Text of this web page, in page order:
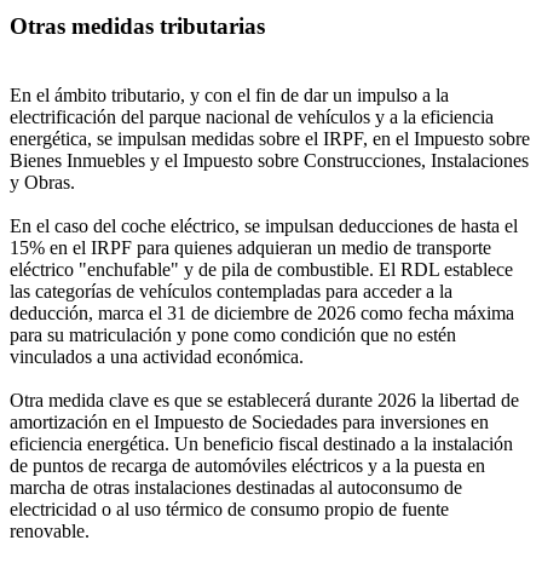
Otras medidas tributarias
En el ámbito tributario, y con el fin de dar un impulso a la
electrificación del parque nacional de vehículos y a la eficiencia
energética, se impulsan medidas sobre el IRPF, en el Impuesto sobre
Bienes Inmuebles y el Impuesto sobre Construcciones, Instalaciones
y Obras.
En el caso del coche eléctrico, se impulsan deducciones de hasta el
15% en el IRPF para quienes adquieran un medio de transporte
eléctrico "enchufable" y de pila de combustible. El RDL establece
las categorías de vehículos contempladas para acceder a la
deducción, marca el 31 de diciembre de 2026 como fecha máxima
para su matriculación y pone como condición que no estén
vinculados a una actividad económica.
Otra medida clave es que se establecerá durante 2026 la libertad de
amortización en el Impuesto de Sociedades para inversiones en
eficiencia energética. Un beneficio fiscal destinado a la instalación
de puntos de recarga de automóviles eléctricos y a la puesta en
marcha de otras instalaciones destinadas al autoconsumo de
electricidad o al uso térmico de consumo propio de fuente
renovable.